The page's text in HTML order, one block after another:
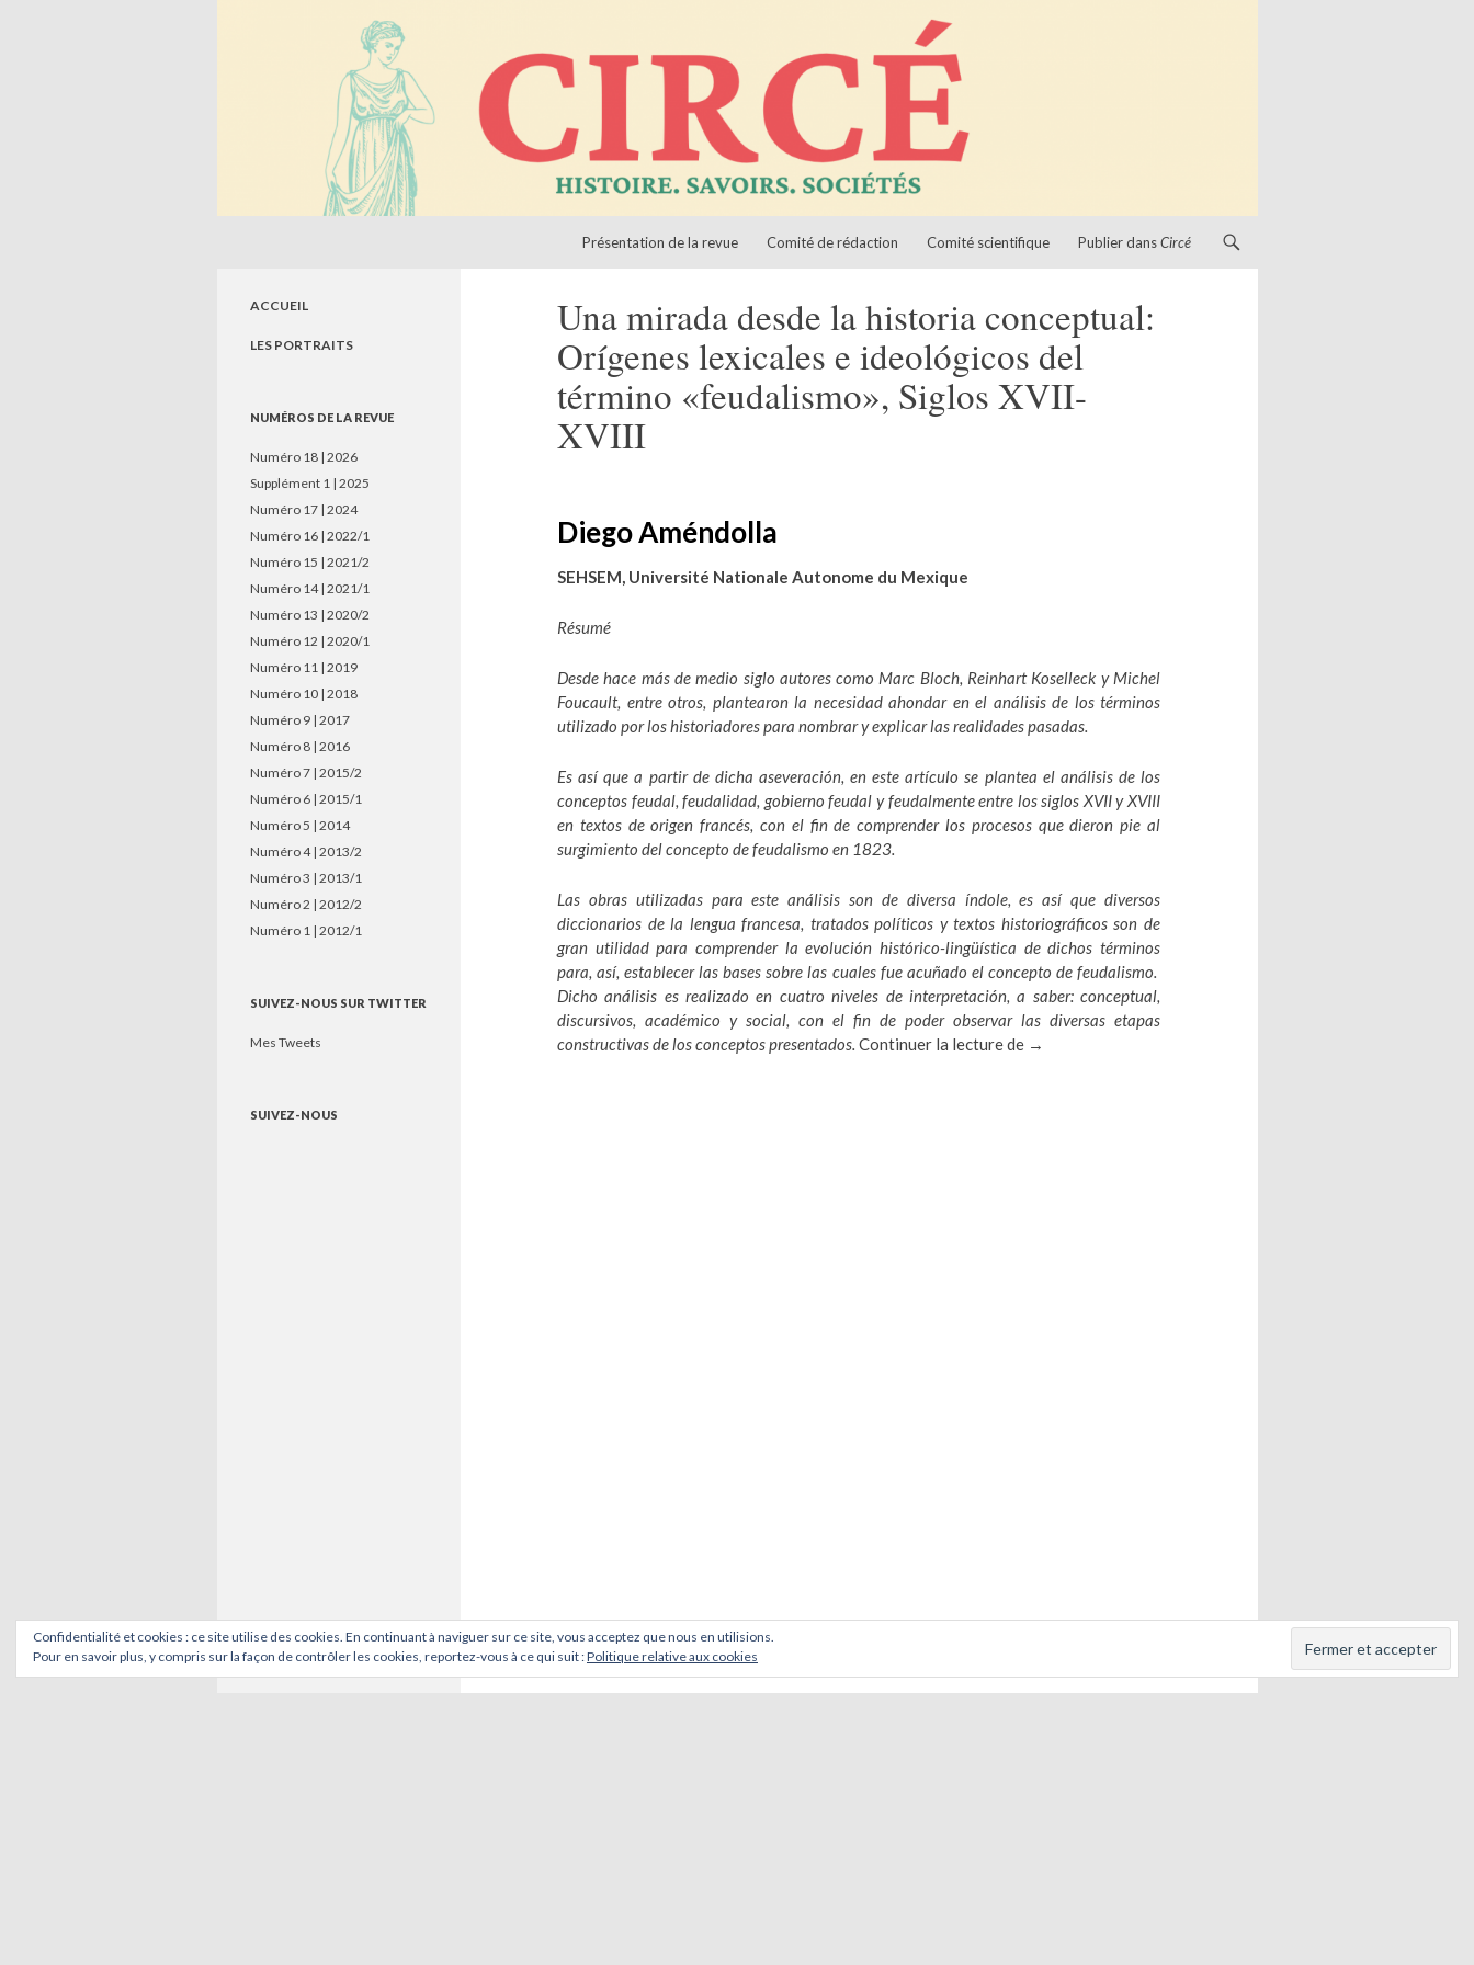
Présentation de la revue Comité de rédaction Comité scientifique Publier dansCircé
Una mirada desde la historia conceptual:
Orígenes lexicales e ideológicos del
término «feudalismo», Siglos XVII-
XVIII
Diego Améndolla
SEHSEM, Université Nationale Autonome du Mexique
Résumé
Desde hace más de medio siglo autores como Marc Bloch, Reinhart Koselleck y Michel
Foucault, entre otros, plantearon la necesidad ahondar en el análisis de los términos
utilizado por los historiadores para nombrar y explicar las realidades pasadas.
Es así que a partir de dicha aseveración, en este artículo se plantea el análisis de los
conceptos feudal, feudalidad, gobierno feudal y feudalmente entre los siglos XVII y XVIII
en textos de origen francés, con el fin de comprender los procesos que dieron pie al
surgimiento del concepto de feudalismo en 1823.
Las obras utilizadas para este análisis son de diversa índole, es así que diversos
diccionarios de la lengua francesa, tratados políticos y textos historiográficos son de
gran utilidad para comprender la evolución histórico-lingüística de dichos términos
para, así, establecer las bases sobre las cuales fue acuñado el concepto de feudalismo.
Dicho análisis es realizado en cuatro niveles de interpretación, a saber: conceptual,
discursivos, académico y social, con el fin de poder observar las diversas etapas
constructivas de los conceptos presentados. Continuer la lecture de Una mirada desde la historia conceptual: Orígenes
→
ACCUEIL
LES PORTRAITS
NUMÉROS DE LA REVUE
Numéro 18 | 2026
Supplément 1 | 2025
Numéro 17 | 2024
Numéro 16 | 2022/1
Numéro 15 | 2021/2
Numéro 14 | 2021/1
Numéro 13 | 2020/2
Numéro 12 | 2020/1
Numéro 11 | 2019
Numéro 10 | 2018
Numéro 9 | 2017
Numéro 8 | 2016
Numéro 7 | 2015/2
Numéro 6 | 2015/1
Numéro 5 | 2014
Numéro 4 | 2013/2
Numéro 3 | 2013/1
Numéro 2 | 2012/2
Numéro 1 | 2012/1
SUIVEZ-NOUS SUR TWITTER
Mes Tweets
SUIVEZ-NOUS
Confidentialité et cookies : ce site utilise des cookies. En continuant à naviguer sur ce site, vous acceptez que nous en utilisions.
Pour en savoir plus, y compris sur la façon de contrôler les cookies, reportez-vous à ce qui suit :Politique relative aux cookies